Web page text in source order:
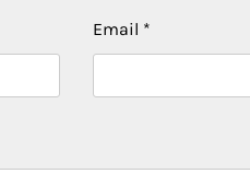
Email *